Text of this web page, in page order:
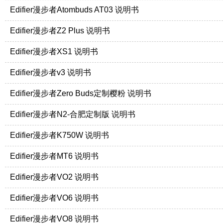
Edifier漫步者Atombuds AT03 说明书
Edifier漫步者Z2 Plus 说明书
Edifier漫步者XS1 说明书
Edifier漫步者v3 说明书
Edifier漫步者Zero Buds定制樱粉 说明书
Edifier漫步者N2-合肥定制版 说明书
Edifier漫步者K750W 说明书
Edifier漫步者MT6 说明书
Edifier漫步者VO2 说明书
Edifier漫步者VO6 说明书
Edifier漫步者VO8 说明书